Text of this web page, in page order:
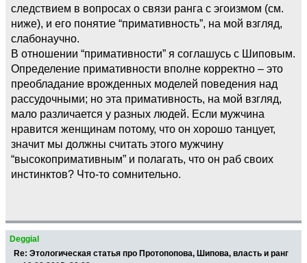
следствием в вопросах о связи ранга с эгоизмом (см.
ниже), и его понятие “примативность”, на мой взгляд,
слабонаучно.
В отношении “примативности” я соглашусь с Шиповым.
Определение примативности вполне корректно – это
преобладание врожденных моделей поведения над
рассудочными; но эта примативность, на мой взгляд,
мало различается у разных людей. Если мужчина
нравится женщинам потому, что он хорошо танцует,
значит мы должны считать этого мужчину
“высокопримативным” и полагать, что он раб своих
инстинктов? Что-то сомнительно.
Deggial
Re: Этологическая статья про Протопопова, Шипова, власть и ранг